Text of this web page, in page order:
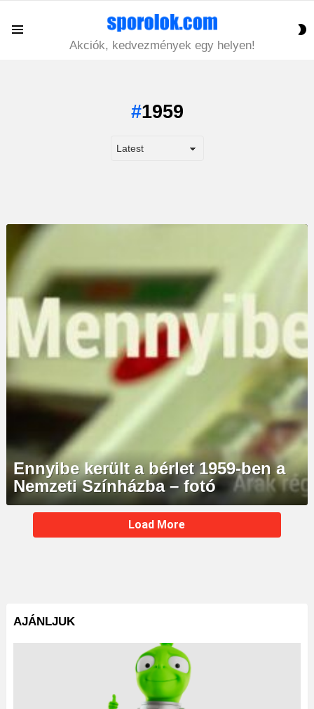
Akciók, kedvezmények egy helyen!
1959
LATEST
STORY
Ennyibe került a bérlet 1959-ben a
Nemzeti Színházba – fotó
MORE
STORIES
Load More
AJÁNLJUK